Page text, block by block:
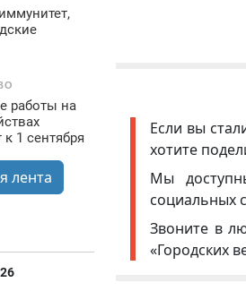
Если вы
хотите
Мы
социальных
Звоните в
«Городских
работы на
1 сентября
лента